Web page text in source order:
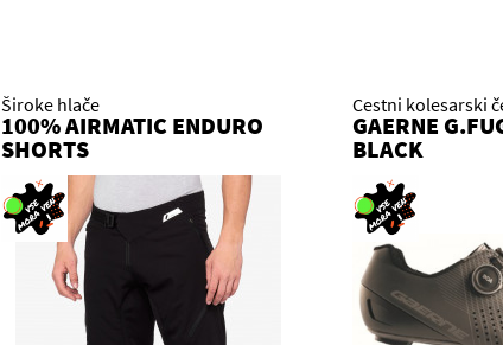
Široke hlače
100% AIRMATIC ENDURO
SHORTS
Cestni kolesarski
GAERNE
BLACK